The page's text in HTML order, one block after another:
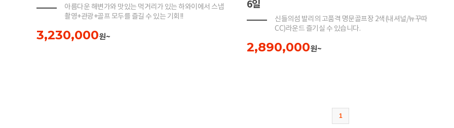
아름다운 해변가와 맛있는 먹거리가 있는 하와이에서 스냅
촬영+관광+골프 모두를 즐길 수 있는 기회!!
3,230,000원~
6일
신들의섬 발리의 고품격 명문골프장 2색(내셔널/뉴꾸따
CC)라운드 즐기실 수 있습니다.
2,890,000원~
1